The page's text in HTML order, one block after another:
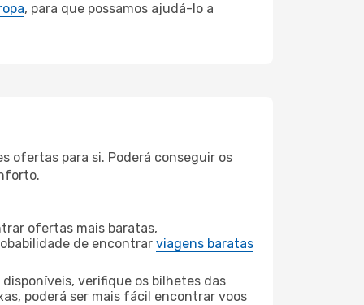
, para que possamos ajudá-lo a
ofertas para si. Poderá conseguir os
ofertas mais baratas,
de encontrar viagens baratas
verifique os bilhetes das
poderá ser mais fácil encontrar voos